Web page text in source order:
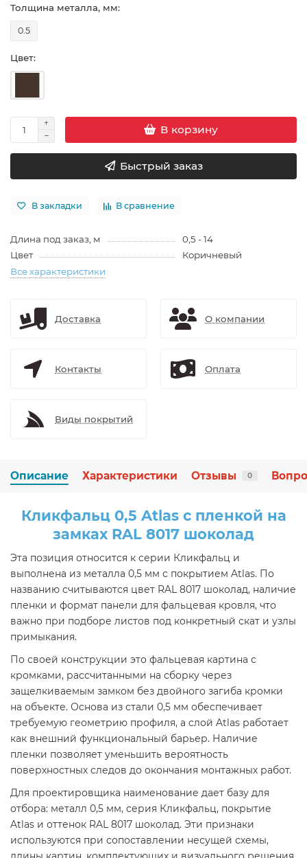
Толщина металла, мм:
0.5
Цвет:
В корзину
Быстрый заказ
В закладки В сравнение
Длина под заказ, м
0,5 - 14
Цвет
Коричневый
Все характеристики
Доставка О компании
Контакты Оплата
Виды покрытий
Описание Характеристики Отзывы 0
Кликфальц 0,5 Atlas с пленкой на
замках RAL 8017 шоколад
Эта позиция относится к серии Кликфальц и
выполнена из металла 0,5 мм с покрытием Atlas. По
названию считываются цвет RAL 8017 шоколад, наличие
пленки и формат панели для фальцевая кровля, что
важно при подборе листов под конкретный скат и узлы
примыкания.
По своей конструкции это фальцевая картина с
кромками, рассчитанными на сборку через
защелкиваемым замком без двойного загиба кромки
на объекте. Основа из стали 0,5 мм обеспечивает
требуемую геометрию профиля, а слой Atlas работает
как внешний функциональный барьер. Наличие
пленки позволяет уменьшить вероятность
поверхностных следов до окончания монтажных работ.
Для проектировщика наименование дает базу для
отбора: металл 0,5 мм, серия Кликфальц, покрытие
Atlas и оттенок RAL 8017 шоколад. Эти признаки
используются при сопоставлении несущей схемы,